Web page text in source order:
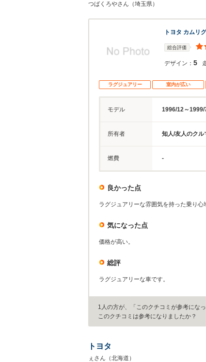
つばくろやさん（埼玉県）
トヨタ カムリ
総合評価
デザイン： 5
ラグジュアリー 室内が広い
モデル 1996/12～1999/
所有者 知人/友人のクル
燃費 -
良かった点
ラグジュアリーな雰囲気を持った乗り心
気になった点
価格が高い。
総評
ラグジュアリーな車です。
1人の方が、「このクチコミが参考にな
このクチコミは参考になりましたか？
トヨタ
ぇさん（北海道）